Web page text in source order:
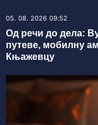
05. 08. 2026 09:52
Од речи до дела:
путеве, мобилну
Књажевцу